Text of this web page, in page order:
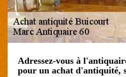
Adressez-vous à
pour un achat d'antiquité,